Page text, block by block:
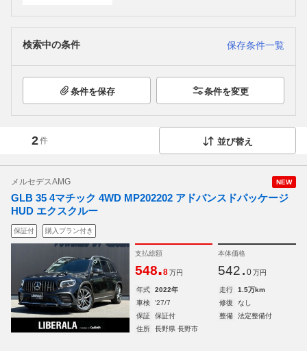
検索中の条件 保存条件一覧
条件を保存 条件を変更
2件 並び替え
NEW
メルセデスAMG
GLB 35 4マチック 4WD MP202202 アドバンスドパッケージ
HUD エクスクルー
保証付 購入プラン付き
支払総額
548.8 万円
本体価格
542. 0 万円
年式 2022年 走行
1.5万km
車検
'27/7 修復
なし
保証
保証付 整備
法定整備付
住所
長野県 長野市